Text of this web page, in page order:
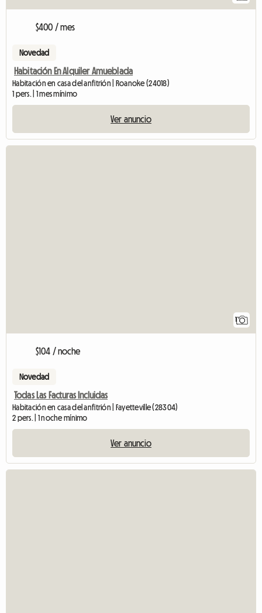
$400 / mes
Novedad
Habitación En Alquiler Amueblada
Habitación en casa del anfitrión | Roanoke (24018)
1 pers. | 1 mes mínimo
Ver anuncio
$104 / noche
Novedad
Todas Las Facturas Incluidas
Habitación en casa del anfitrión | Fayetteville (28304)
2 pers. | 1 noche mínimo
Ver anuncio